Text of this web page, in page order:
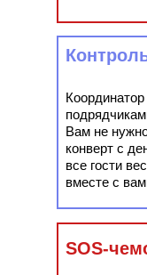
Вам не
конверт с
все гости
вместе с
SOS-